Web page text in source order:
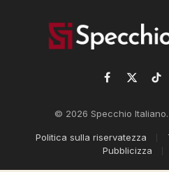
Facebook
X
© 2026 Specchio
Politica sulla riservatezza
Pubblicizza